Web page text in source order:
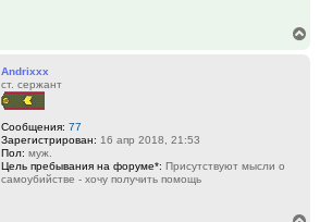
Andrixxx
ст. сержант
Сообщения: 77
Зарегистрирован: 16 апр 2018, 21:53
Пол: муж.
Цель пребывания на форуме*: Присутствуют мысли о
самоубийстве - хочу получить помощь